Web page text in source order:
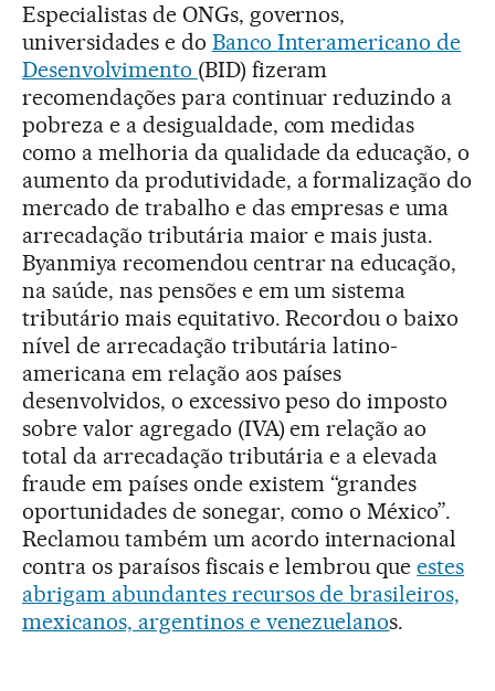
Especialistas de ONGs, governos,
universidades e do Banco Interamericano de
Desenvolvimento (BID) fizeram
recomendações para continuar reduzindo a
pobreza e a desigualdade, com medidas
como a melhoria da qualidade da educação, o
aumento da produtividade, a formalização do
mercado de trabalho e das empresas e uma
arrecadação tributária maior e mais justa.
Byanmiya recomendou centrar na educação,
na saúde, nas pensões e em um sistema
tributário mais equitativo. Recordou o baixo
nível de arrecadação tributária latino-
americana em relação aos países
desenvolvidos, o excessivo peso do imposto
sobre valor agregado (IVA) em relação ao
total da arrecadação tributária e a elevada
fraude em países onde existem “grandes
oportunidades de sonegar, como o México”.
Reclamou também um acordo internacional
contra os paraísos fiscais e lembrou queestes
abrigam abundantes recursos de brasileiros,
mexicanos, argentinos e venezuelanos.